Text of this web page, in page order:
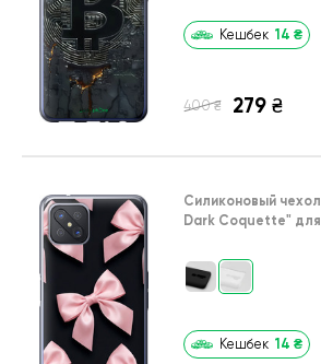
Кешбек 14 ₴
400 ₴ 279 ₴
Силиконовый чехол
Dark Coquette" для
Кешбек 14 ₴